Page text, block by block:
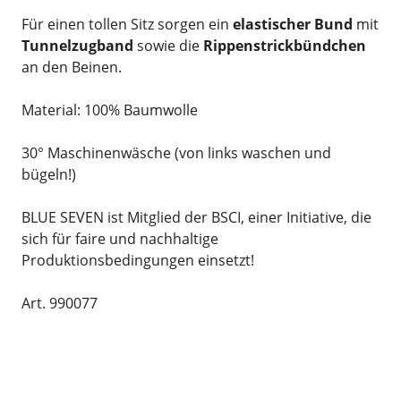
Für einen tollen Sitz sorgen ein elastischer Bund mit
Tunnelzugband sowie die Rippenstrickbündchen
an den Beinen.
Material: 100% Baumwolle
30° Maschinenwäsche (von links waschen und
bügeln!)
BLUE SEVEN ist Mitglied der BSCI, einer Initiative, die
sich für faire und nachhaltige
Produktionsbedingungen einsetzt!
Art. 990077